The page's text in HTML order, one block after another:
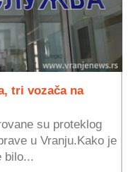
tri vozača na
su proteklog
u Vranju.Kako je
bilo...